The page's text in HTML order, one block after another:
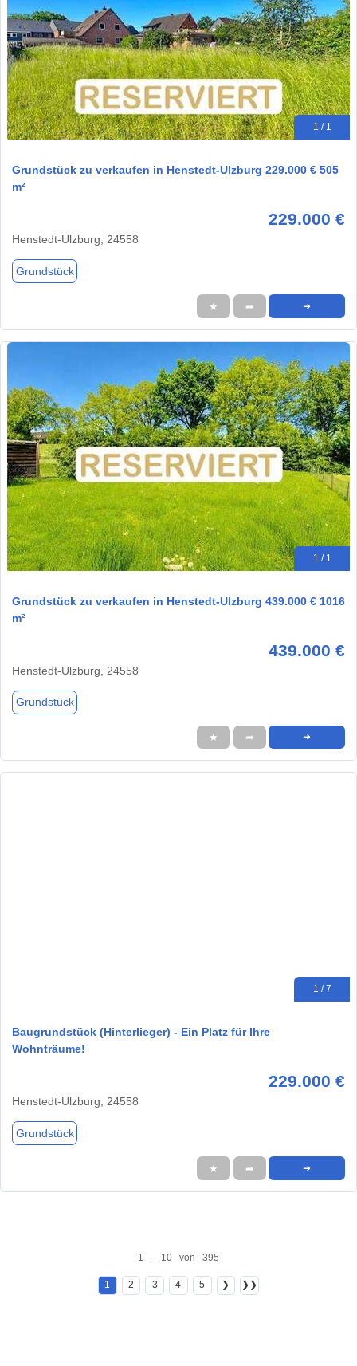
1 / 1
Grundstück zu verkaufen in Henstedt-Ulzburg 229.000 € 505
m²
229.000 €
Henstedt-Ulzburg, 24558
Grundstück
★ ➦ ➜
1 / 1
Grundstück zu verkaufen in Henstedt-Ulzburg 439.000 € 1016
m²
439.000 €
Henstedt-Ulzburg, 24558
Grundstück
★ ➦ ➜
1 / 7
Baugrundstück (Hinterlieger) - Ein Platz für Ihre
Wohnträume!
229.000 €
Henstedt-Ulzburg, 24558
Grundstück
★ ➦ ➜
1 - 10 von 395
1 2 3 4 5 ❯ ❯❯